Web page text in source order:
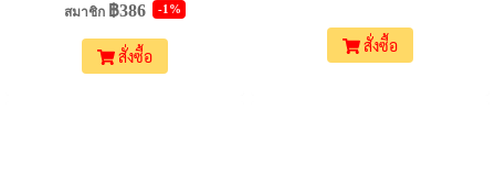
ชำรุดเสียหาย ก็สามารถเปลี่ยนเป็น
สายแพรใหม่ได้ โดยตรวจสอบ
คุณสมบัติของสายแพรให้ตรงกับ
สมาชิก ฿386 -1%
สั่งซื้อ
คุณภาพสูงนี้เป็นอะไหล่ทดแทน
สำหรับจอแสดงผลที่ไม่ใช่จอสัมผัส
สั่งซื้อ